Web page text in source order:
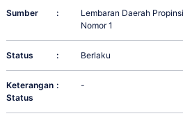
Sumber :
Lembaran Daerah
Nomor 1
Status : Berlaku
Keterangan
Status
: -